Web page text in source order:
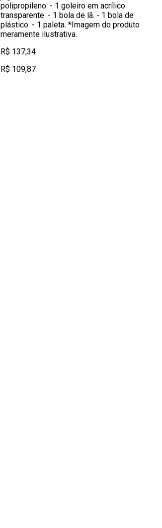
polipropileno. - 1 goleiro em acrílico
transparente. - 1 bola de lã. - 1 bola de
plástico. - 1 paleta. *Imagem do produto
meramente ilustrativa.
R$ 137,34
R$ 109,87